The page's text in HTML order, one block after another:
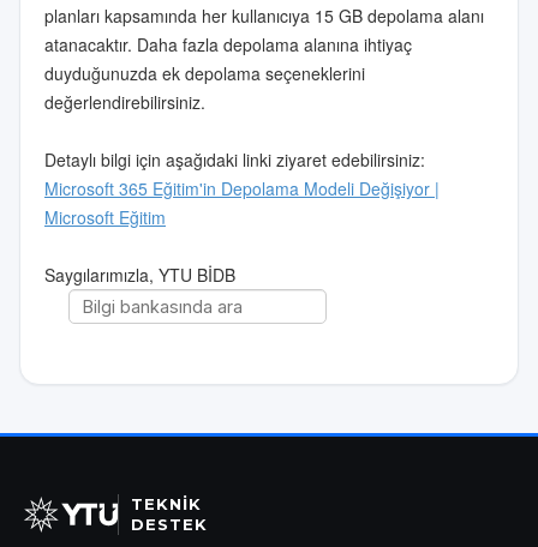
planları kapsamında her kullanıcıya 15 GB depolama alanı
atanacaktır. Daha fazla depolama alanına ihtiyaç
duyduğunuzda ek depolama seçeneklerini
değerlendirebilirsiniz.
Detaylı bilgi için aşağıdaki linki ziyaret edebilirsiniz:
Microsoft 365 Eğitim'in Depolama Modeli Değişiyor |
Microsoft Eğitim
Saygılarımızla, YTU BİDB
TEKNİK
DESTEK